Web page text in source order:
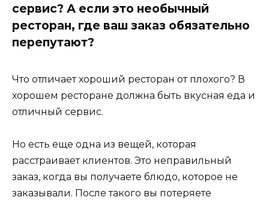
сервис? А если это необычный
ресторан, где ваш заказ обязательно
перепутают?
Что отличает хороший ресторан от плохого? В
хорошем ресторане должна быть вкусная еда и
отличный сервис.
Но есть еще одна из вещей, которая
расстраивает клиентов. Это неправильный
заказ, когда вы получаете блюдо, которое не
заказывали. После такого вы потеряете